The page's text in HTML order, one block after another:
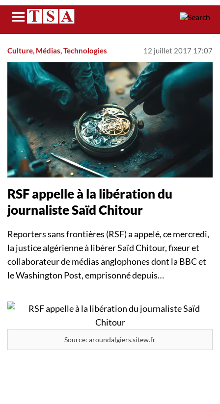
Menu
Culture, Médias, Technologies 12 juillet 2017 17:07
RSF appelle à la libération d​u
journalist​e Saïd Chitour
Reporters sans frontières (RSF) a appelé, ce mercredi,
la justice algérienne à libérer Saïd Chitour, fixeur et
collaborateur de médias anglophones dont la BBC et
le Washington Post, emprisonné depuis…
Source: aroundalgiers.sitew.fr